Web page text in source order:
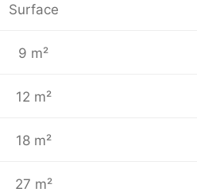
Surface
9 m²
12 m²
18 m²
27 m²